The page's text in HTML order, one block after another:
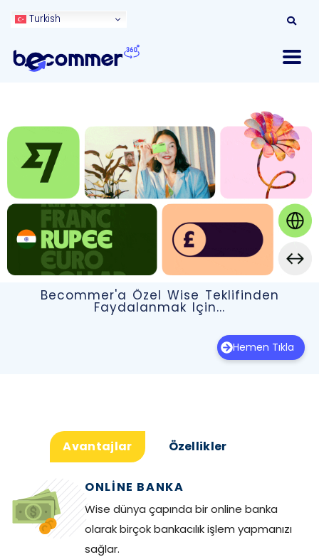
Turkish
Becommer'a Özel Wise Teklifinden
Faydalanmak Için...
Hemen Tıkla
Avantajlar Özellikler
ONLINE BANKA
Wise dünya çapında bir online banka
olarak birçok bankacılık işlem yapmanızı
sağlar.